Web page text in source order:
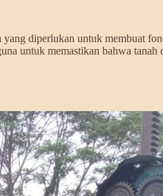
yang diperlukan untuk membuat
untuk memastikan bahwa